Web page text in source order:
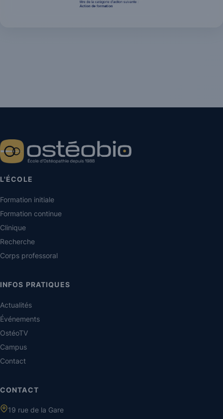
L'ÉCOLE
Formation initiale
Formation continue
Clinique
Recherche
Corps professoral
INFOS PRATIQUES
Actualités
Événements
OstéoTV
Campus
Contact
CONTACT
19 rue de la Gare